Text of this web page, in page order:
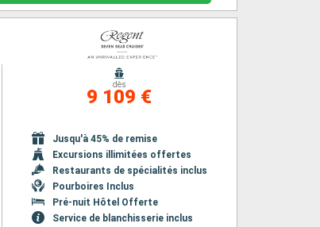
dès
9 109 €
Jusqu'à 45% de remise
Excursions illimitées offertes
Restaurants de spécialités inclus
Pourboires Inclus
Pré-nuit Hôtel Offerte
Service de blanchisserie inclus